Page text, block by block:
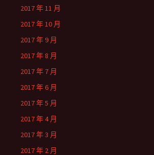
2017 年 11 月
2017 年 10 月
2017 年 9 月
2017 年 8 月
2017 年 7 月
2017 年 6 月
2017 年 5 月
2017 年 4 月
2017 年 3 月
2017 年 2 月